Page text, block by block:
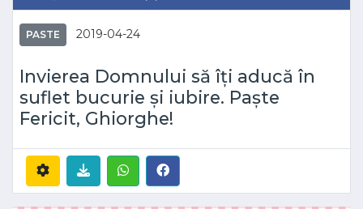
PASTE 2019-04-24
Invierea Domnului să îți aducă în
suflet bucurie și iubire. Paște
Fericit, Ghiorghe!